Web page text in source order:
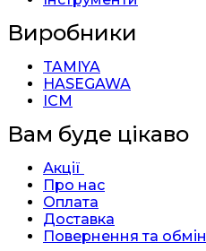
Виробники
TAMIYA
HASEGAWA
ICM
Вам буде цікаво
Акції
Про нас
Оплата
Доставка
Повернення та обмін